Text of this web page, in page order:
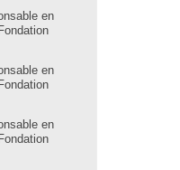
en
en
en